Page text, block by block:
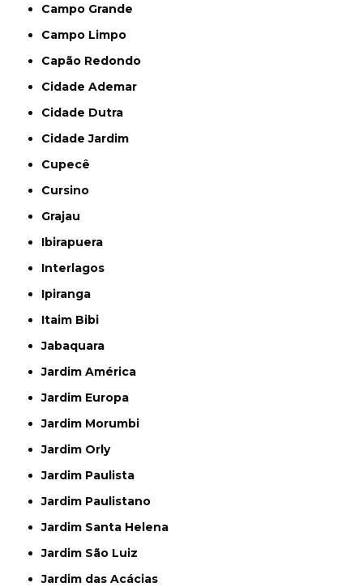
Campo Grande
Campo Limpo
Capão Redondo
Cidade Ademar
Cidade Dutra
Cidade Jardim
Cupecê
Cursino
Grajau
Ibirapuera
Interlagos
Ipiranga
Itaim Bibi
Jabaquara
Jardim América
Jardim Europa
Jardim Morumbi
Jardim Orly
Jardim Paulista
Jardim Paulistano
Jardim Santa Helena
Jardim São Luiz
Jardim das Acácias